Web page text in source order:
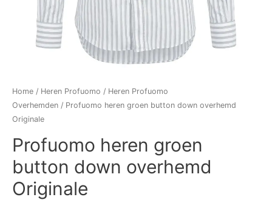
Home / Heren Profuomo / Heren Profuomo
Overhemden / Profuomo heren groen button down overhemd
Originale
Profuomo heren groen
button down overhemd
Originale